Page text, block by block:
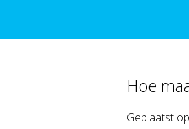
Hoe
Geplaatst op